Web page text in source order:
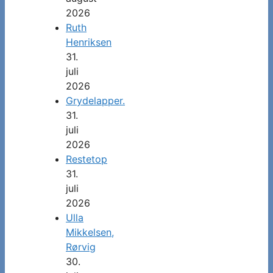
2026
Ruth
Henriksen
31.
juli
2026
Grydelapper.
31.
juli
2026
Restetop
31.
juli
2026
Ulla
Mikkelsen,
Rørvig
30.